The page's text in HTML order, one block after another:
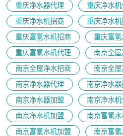
重庆净水器代理
重庆净水
重庆净水机招商
重庆净水
重庆富氢水机招商
重庆富
重庆富氢水机代理
南京全
南京全屋净水招商
南京全
南京净水器代理
南京净水
南京净水器加盟
南京净水
南京净水机加盟
南京富氢
南京富氢水机加盟
南京富